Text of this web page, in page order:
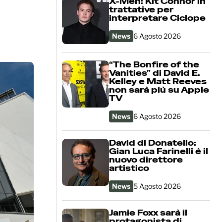
trattative per
interpretare Ciclope
News 6 Agosto 2026
“The Bonfire of the
Vanities” di David E.
Kelley e Matt Reeves
non sarà più su Apple
TV
News 6 Agosto 2026
David di Donatello:
Gian Luca Farinelli è il
nuovo direttore
artistico
News 5 Agosto 2026
Jamie Foxx sarà il